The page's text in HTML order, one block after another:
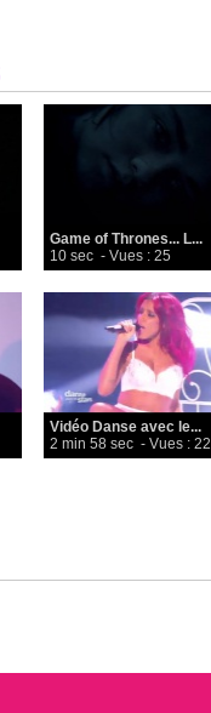
Game of Thrones... L...
10 sec - Vues : 25
Vidéo Danse avec le...
2 min 58 sec - Vues : 22